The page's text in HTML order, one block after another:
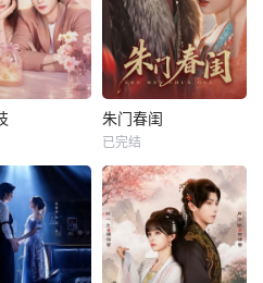
朱门春闺
已完结